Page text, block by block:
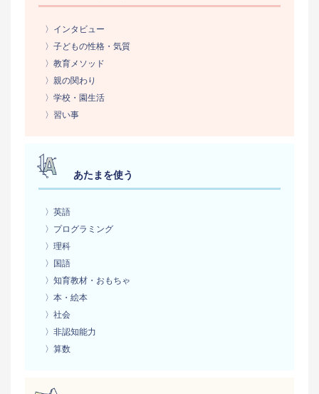
〉インタビュー
〉子どもの性格・気質
〉教育メソッド
〉親の関わり
〉学校・園生活
〉習い事
あたまを使う
〉英語
〉プログラミング
〉理科
〉国語
〉知育教材・おもちゃ
〉本・絵本
〉社会
〉非認知能力
〉算数